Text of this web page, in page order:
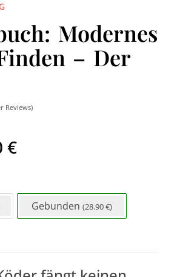
Modernes
– Der
Reviews)
€
Gebunden (28.90 €)